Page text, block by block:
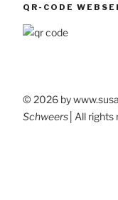
QR-CODE
© 2026 by
Schweers │All